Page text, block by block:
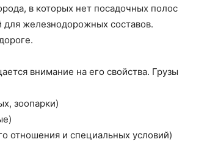
в которых нет посадочных полос
для железнодорожных составов.
внимание на его свойства. Грузы
зоопарки)
отношения и специальных условий)